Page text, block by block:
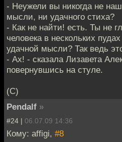
- Неужели вы никогда не
мысли, ни удачного стиха?
- Как не найти! есть. Ты не
человека в нескольких
удачной мысли? Так ведь
- Ах! - сказала Лизавета
повернувшись на стуле.
(С)
Pendalf »
#24 | 06.07.09 14:36
Кому: affigi, #8